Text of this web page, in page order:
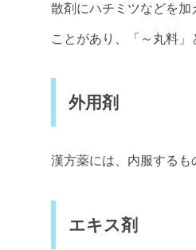
散剤にハチミツなどを
ことがあり、「～丸料」
外用剤
漢方薬には、内服する
エキス剤